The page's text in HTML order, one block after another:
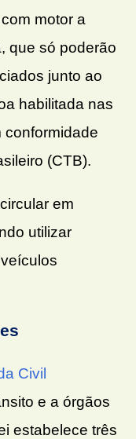
motor a
que só poderão
junto ao
habilitada nas
conformidade
(CTB).
em
utilizar
Civil
e a órgãos
estabelece três